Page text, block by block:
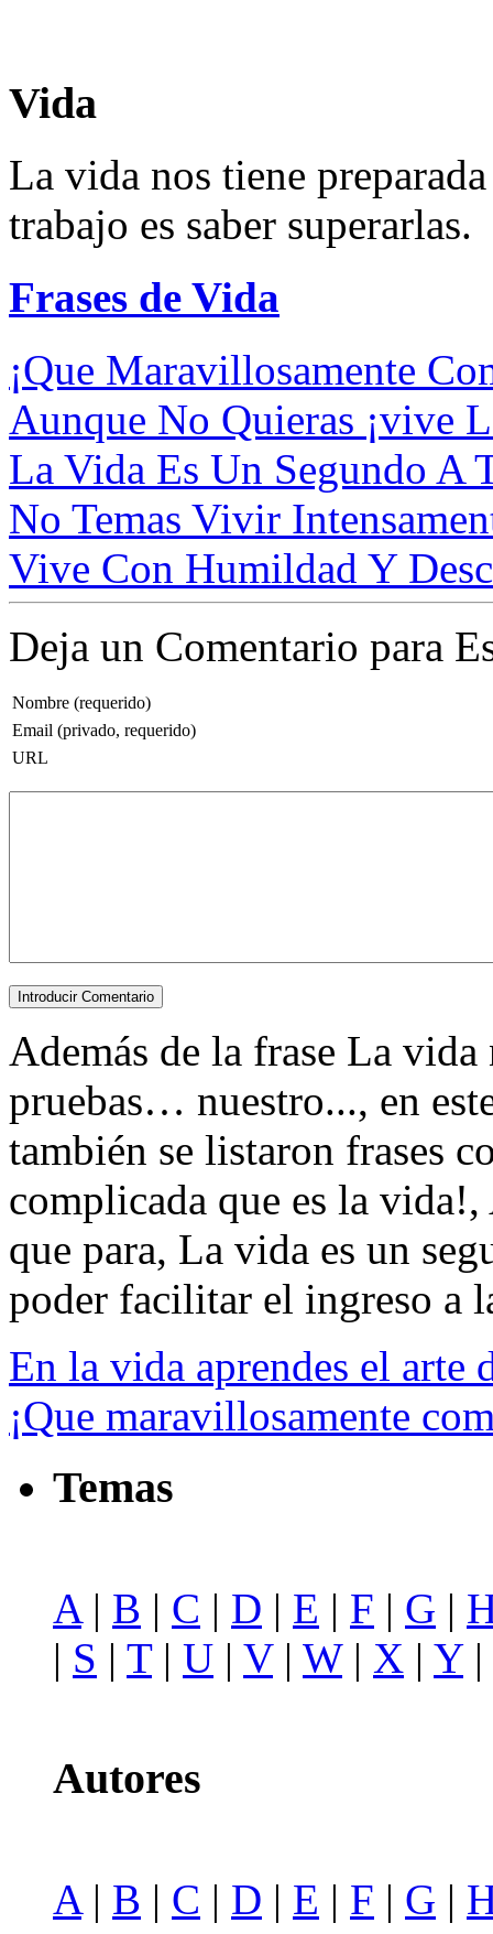
Vida
La vida nos tiene
trabajo es saber superarlas.
Frases de Vida
¡Que Maravillosamente
Aunque No Quieras ¡vive
La Vida Es Un Segundo A
No Temas Vivir
Vive Con Humildad Y
Deja un Comentario para
Nombre (requerido)
Email (privado, requerido)
URL
Además de la frase La vida
pruebas… nuestro..., en
también se listaron frases
complicada que es la
que para, La vida es un
poder facilitar el ingreso a
En la vida aprendes el arte
¡Que maravillosamente
Temas
A | B | C | D | E | F | G |
| S | T| U | V| W| X | Y|
Autores
A| B | C | D | E | F | G |